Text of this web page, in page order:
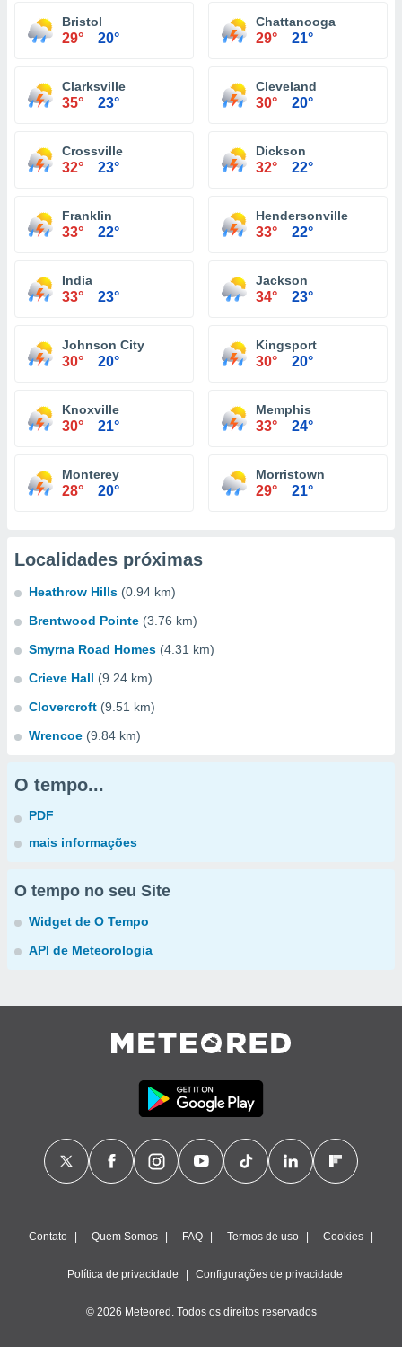
Bristol
29° 20°
Chattanooga
29° 21°
Clarksville
35° 23°
Cleveland
30° 20°
Crossville
32° 23°
Dickson
32° 22°
Franklin
33° 22°
Hendersonville
33° 22°
India
33° 23°
Jackson
34° 23°
Johnson City
30° 20°
Kingsport
30° 20°
Knoxville
30° 21°
Memphis
33° 24°
Monterey
28° 20°
Morristown
29° 21°
Localidades próximas
Heathrow Hills (0.94 km)
Brentwood Pointe (3.76 km)
Smyrna Road Homes (4.31 km)
Crieve Hall (9.24 km)
Clovercroft (9.51 km)
Wrencoe (9.84 km)
O tempo...
PDF
mais informações
O tempo no seu Site
Widget de O Tempo
API de Meteorologia
Contato Quem Somos FAQ Termos de uso Cookies
Política de privacidade Configurações de privacidade
© 2026 Meteored. Todos os direitos reservados